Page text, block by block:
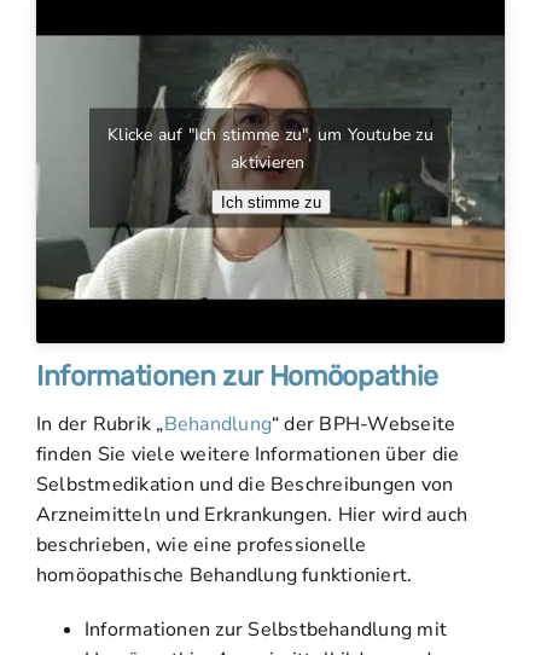
Klicke auf "Ich stimme zu", um Youtube zu
aktivieren
Ich stimme zu
Informationen zur Homöopathie
In der Rubrik „Behandlung“ der BPH-Webseite
finden Sie viele weitere Informationen über die
Selbstmedikation und die Beschreibungen von
Arzneimitteln und Erkrankungen. Hier wird auch
beschrieben, wie eine professionelle
homöopathische Behandlung funktioniert.
Informationen zur Selbstbehandlung mit